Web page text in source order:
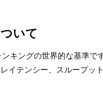
いて
キングの世界的な基準で
イテンシー、スループッ